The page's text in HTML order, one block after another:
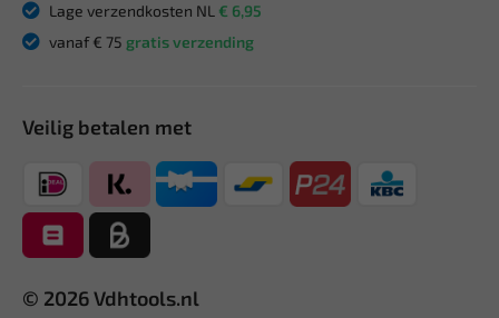
Lage verzendkosten NL € 6,95
vanaf € 75 gratis verzending
Veilig betalen met
© 2026 Vdhtools.nl